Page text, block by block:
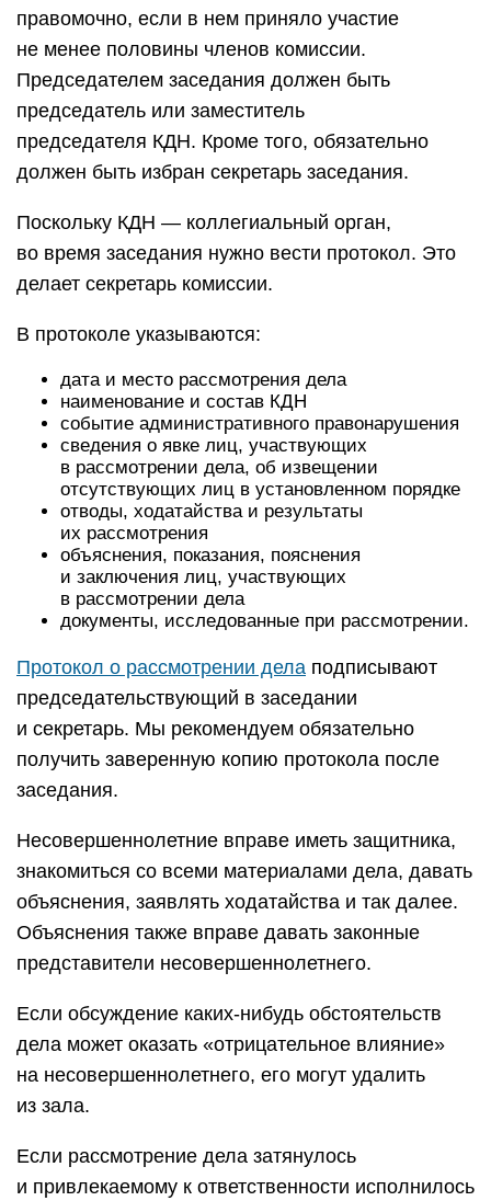
правомочно, если в нем приняло участие
не менее половины членов комиссии.
Председателем заседания должен быть
председатель или заместитель
председателя КДН. Кроме того, обязательно
должен быть избран секретарь заседания.
Поскольку КДН — коллегиальный орган,
во время заседания нужно вести протокол. Это
делает секретарь комиссии.
В протоколе указываются:
дата и место рассмотрения дела
наименование и состав КДН
событие административного правонарушения
сведения о явке лиц, участвующих
в рассмотрении дела, об извещении
отсутствующих лиц в установленном порядке
отводы, ходатайства и результаты
их рассмотрения
объяснения, показания, пояснения
и заключения лиц, участвующих
в рассмотрении дела
документы, исследованные при рассмотрении.
Протокол о рассмотрении дела подписывают
председательствующий в заседании
и секретарь. Мы рекомендуем обязательно
получить заверенную копию протокола после
заседания.
Несовершеннолетние вправе иметь защитника,
знакомиться со всеми материалами дела, давать
объяснения, заявлять ходатайства и так далее.
Объяснения также вправе давать законные
представители несовершеннолетнего.
Если обсуждение каких-нибудь обстоятельств
дела может оказать «отрицательное влияние»
на несовершеннолетнего, его могут удалить
из зала.
Если рассмотрение дела затянулось
и привлекаемому к ответственности исполнилось